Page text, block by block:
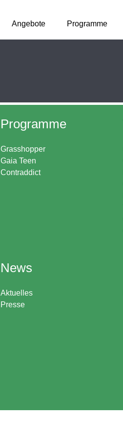
Angebote Programme
Programme
Grasshopper
Gaia Teen
Contraddict
News
Aktuelles
Presse